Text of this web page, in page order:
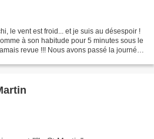
le vent est froid... et je suis au désespoir !
à son habitude pour 5 minutes sous le
revue !!! Nous avons passé la journée